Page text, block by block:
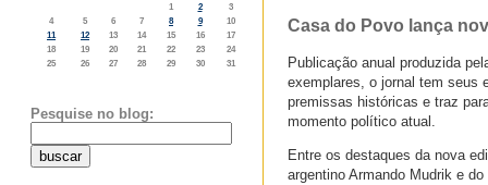
1
2
3
4
5 6 7 8 9
10
11
12 13 14 15 16
17
18
19 20 21 22 23
24
25
26 27 28 29 30 31
Pesquise no blog:
Casa do Povo lança
Publicação anual produzida
exemplares, o jornal tem seus
premissas históricas e traz
momento político atual.
Entre os destaques da nova
argentino Armando Mudrik e